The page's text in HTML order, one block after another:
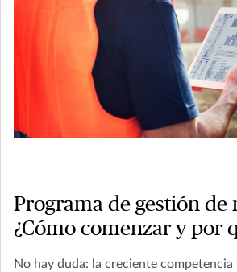
Programa de gestión de
¿Cómo comenzar y por
No hay duda: la creciente